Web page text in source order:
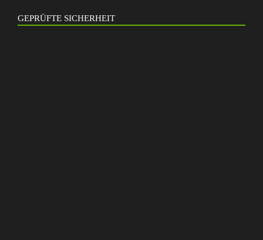
GEPRÜFTE SICHERHEIT